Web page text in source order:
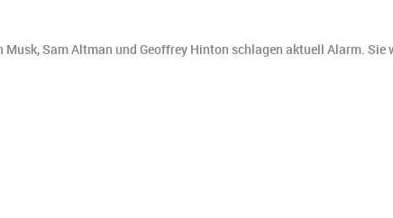
Sam Altman und Geoffrey Hinton schlagen aktuell Alarm.